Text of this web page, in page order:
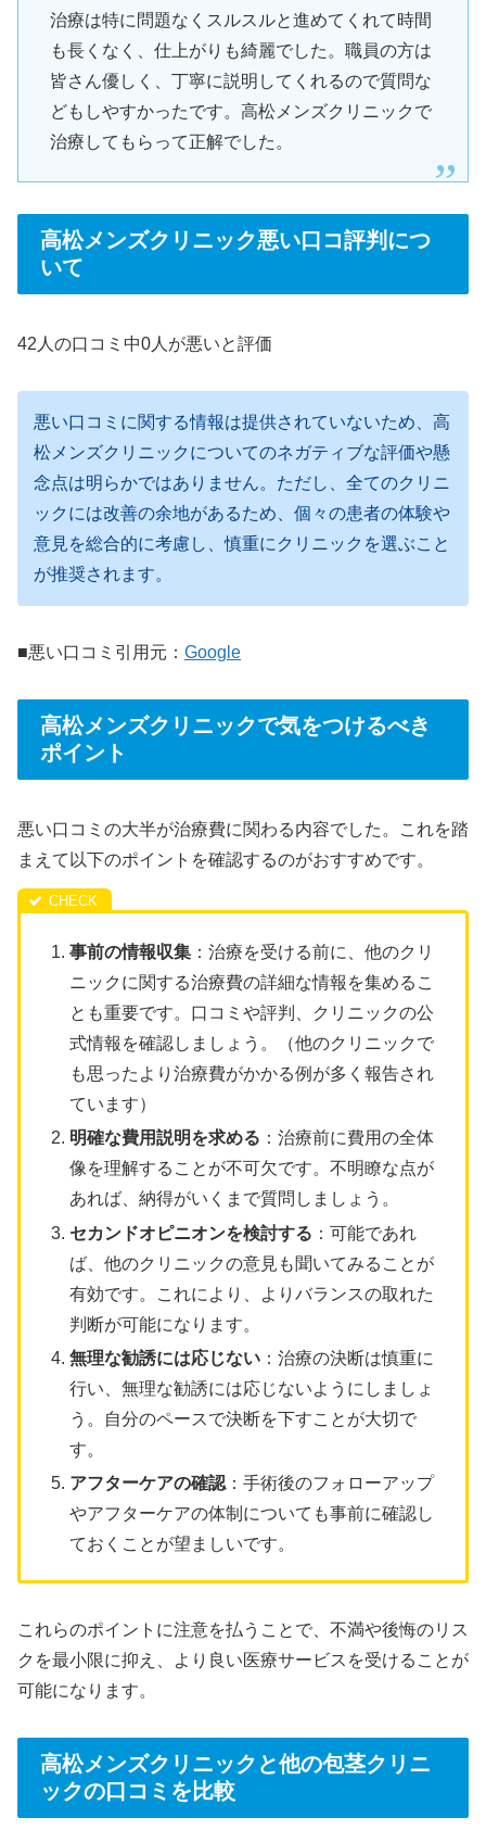
治療は特に問題なくスルスルと進めてくれて時間
も長くなく、仕上がりも綺麗でした。職員の方は
皆さん優しく、丁寧に説明してくれるので質問な
どもしやすかったです。高松メンズクリニックで
治療してもらって正解でした。
高松メンズクリニック悪い口コ評判につ
いて
42人の口コミ中0人が悪いと評価
悪い口コミに関する情報は提供されていないため、高
松メンズクリニックについてのネガティブな評価や懸
念点は明らかではありません。ただし、全てのクリニ
ックには改善の余地があるため、個々の患者の体験や
意見を総合的に考慮し、慎重にクリニックを選ぶこと
が推奨されます。
■悪い口コミ引用元： Google
高松メンズクリニックで気をつけるべき
ポイント
悪い口コミの大半が治療費に関わる内容でした。これを踏
まえて以下のポイントを確認するのがおすすめです。
事前の情報収集 ：治療を受ける前に、他のクリ
ニックに関する治療費の詳細な情報を集めるこ
とも重要です。口コミや評判、クリニックの公
式情報を確認しましょう。（他のクリニックで
も思ったより治療費がかかる例が多く報告され
ています）
明確な費用説明を求める ：治療前に費用の全体
像を理解することが不可欠です。不明瞭な点が
あれば、納得がいくまで質問しましょう。
セカンドオピニオンを検討する ：可能であれ
ば、他のクリニックの意見も聞いてみることが
有効です。これにより、よりバランスの取れた
判断が可能になります。
無理な勧誘には応じない ：治療の決断は慎重に
行い、無理な勧誘には応じないようにしましょ
う。自分のペースで決断を下すことが大切で
す。
アフターケアの確認 ：手術後のフォローアップ
やアフターケアの体制についても事前に確認し
ておくことが望ましいです。
これらのポイントに注意を払うことで、不満や後悔のリス
クを最小限に抑え、より良い医療サービスを受けることが
可能になります。
高松メンズクリニックと他の包茎クリニ
ックの口コミを比較